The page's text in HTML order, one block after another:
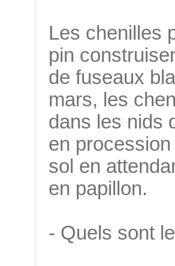
Les chenilles
pin
de fuseaux
mars, les
dans les nids
en
sol en
en papillon.
- Quels sont